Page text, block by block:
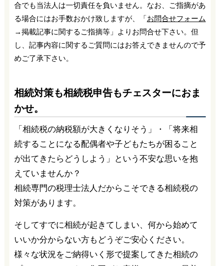
合でも当法人は一切責任を負いません。なお、ご指摘があ
る場合にはお手数おかけ致しますが、「お問合せフォーム
→掲載記事に関するご指摘等」よりお問合せ下さい。但
し、記事内容に関するご質問にはお答えできませんので予
めご了承下さい。
相続対策も相続税申告もチェスターにおま
かせ。
「相続税の納税額が大きくなりそう」・「将来相
続することになる配偶者や子どもたちが困ること
が出てきたらどうしよう」という不安な思いを抱
えていませんか？
相続専門の税理士法人だからこそできる相続税の
対策があります。
そしてすでに相続が起きてしまい、何から始めて
いいか分からない方もどうぞご安心ください。
様々な状況をご納得いく形で提案してきた相続の